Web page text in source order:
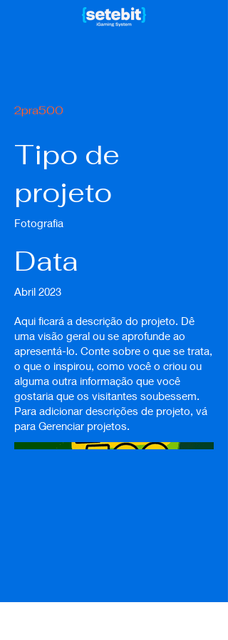
2pra500
Tipo de
projeto
Fotografia
Data
Abril 2023
Aqui ficará a descrição do projeto. Dê
uma visão geral ou se aprofunde ao
apresentá-lo. Conte sobre o que se trata,
o que o inspirou, como você o criou ou
alguma outra informação que você
gostaria que os visitantes soubessem.
Para adicionar descrições de projeto, vá
para Gerenciar projetos.